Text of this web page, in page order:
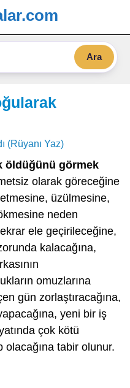
Ara
(Rüyanı Yaz)
öldüğünü görmek
olarak göreceğine
üzülmesine,
neden
ele geçirileceğine,
kalacağına,
omuzlarına
gün zorlaştıracağına,
yeni bir iş
çok kötü
tabir olunur.